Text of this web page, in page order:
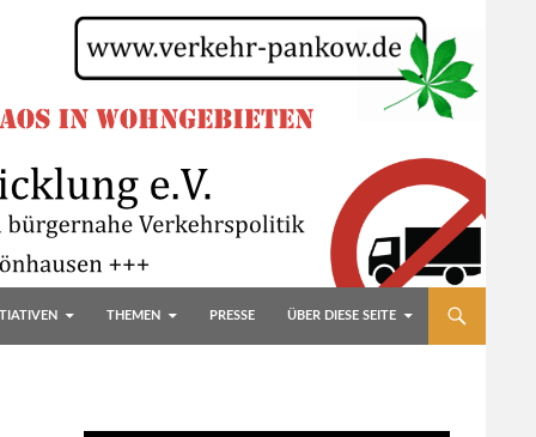
THEMEN PRESSE ÜBER DIESE SEITE